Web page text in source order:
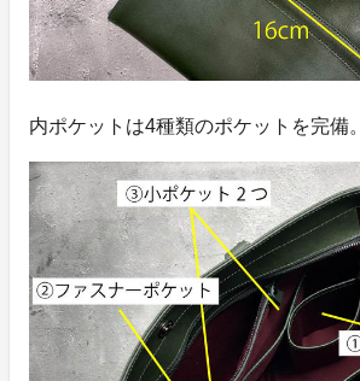
内ポケットは4種類のポケットを完備。